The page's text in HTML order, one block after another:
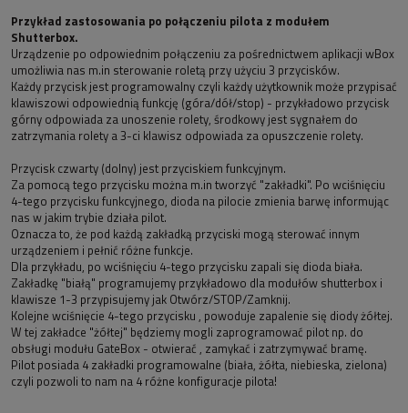
Przykład zastosowania po połączeniu pilota z modułem
Shutterbox.
Urządzenie po odpowiednim połączeniu za pośrednictwem aplikacji wBox
umożliwia nas m.in sterowanie roletą przy użyciu 3 przycisków.
Każdy przycisk jest programowalny czyli każdy użytkownik może przypisać
klawiszowi odpowiednią funkcję (góra/dół/stop) - przykładowo przycisk
górny odpowiada za unoszenie rolety, środkowy jest sygnałem do
zatrzymania rolety a 3-ci klawisz odpowiada za opuszczenie rolety.
Przycisk czwarty (dolny) jest przyciskiem funkcyjnym.
Za pomocą tego przycisku można m.in tworzyć "zakładki". Po wciśnięciu
4-tego przycisku funkcyjnego, dioda na pilocie zmienia barwę informując
nas w jakim trybie działa pilot.
Oznacza to, że pod każdą zakładką przyciski mogą sterować innym
urządzeniem i pełnić różne funkcje.
Dla przykładu, po wciśnięciu 4-tego przycisku zapali się dioda biała.
Zakładkę "białą" programujemy przykładowo dla modułów shutterbox i
klawisze 1-3 przypisujemy jak Otwórz/STOP/Zamknij.
Kolejne wciśnięcie 4-tego przycisku , powoduje zapalenie się diody żółtej.
W tej zakładce "żółtej" będziemy mogli zaprogramować pilot np. do
obsługi modułu GateBox - otwierać , zamykać i zatrzymywać bramę.
Pilot posiada 4 zakładki programowalne (biała, żółta, niebieska, zielona)
czyli pozwoli to nam na 4 różne konfiguracje pilota!